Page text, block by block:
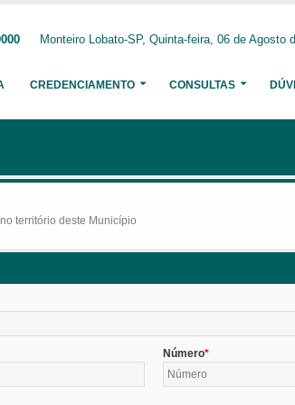
Monteiro Lobato-SP, Quinta-feira, 06 de Agosto
CREDENCIAMENTO CONSULTAS
território deste Município
Número